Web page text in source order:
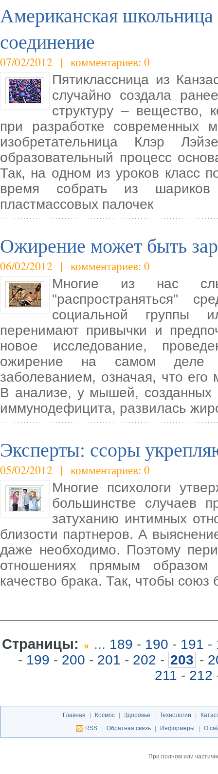
Американская
соединение
07/02/2012 | комментариев: 0
Пятиклассница из
случайно создала
структуру – вещество,
при разработке современных
изобретательница Клэр
образовательный процесс
Так, на одном из уроков класс
время собрать из
пластмассовых палочек
Ожирение может быть
06/02/2012 | комментариев: 0
Многие из нас
"распространяться"
социальной группы
перенимают привычки и
новое исследование,
ожирение на самом деле
заболеванием, означая, что его
В анализе, у мышей, созданных
иммунодефицита, развилась
Эксперты: ссоры
05/02/2012 | комментариев: 0
Многие психологи
большинстве случаев
затуханию интимных
близости партнеров. А
даже необходимо. Поэтому
отношениях прямым образом
качество брака. Так, чтобы
Страницы: ... 189 - 190 - 191 -
- 199 - 200 - 201 - 202 - 203 -
211 - 212
Главная Космос Здоровье Технологии
RSS
Обратная связь Информеры О
При полном или